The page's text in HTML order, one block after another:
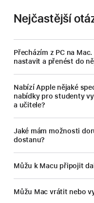
Nejčastější
Přecházím z PC na
nastavit a přenést do
Nabízí Apple nějaké
nabídky pro studenty
a učitele?
Jaké mám možnosti
dostanu?
Můžu k Macu připojit
Můžu Mac vrátit nebo